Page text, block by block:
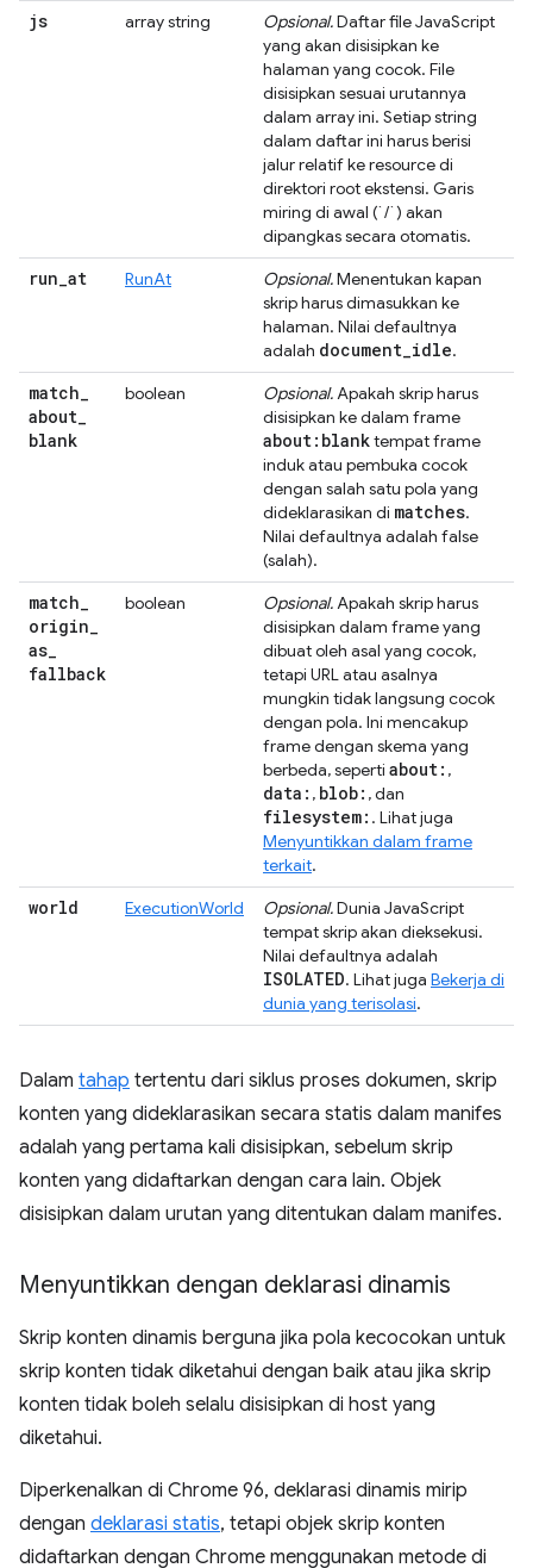
js array string Opsional.Daftar file JavaScript
yang akan disisipkan ke
halaman yang cocok. File
disisipkan sesuai urutannya
dalam array ini. Setiap string
dalam daftar ini harus berisi
jalur relatif ke resource di
direktori root ekstensi. Garis
miring di awal (`/`) akan
dipangkas secara otomatis.
run_at RunAt Opsional.Menentukan kapan
skrip harus dimasukkan ke
halaman. Nilai defaultnya
adalah document_idle.
match_
about_
blank
boolean Opsional.Apakah skrip harus
disisipkan ke dalam frame
about:blanktempat frame
induk atau pembuka cocok
dengan salah satu pola yang
dideklarasikan di matches.
Nilai defaultnya adalah false
(salah).
match_
origin_
as_
fallback
boolean Opsional.Apakah skrip harus
disisipkan dalam frame yang
dibuat oleh asal yang cocok,
tetapi URL atau asalnya
mungkin tidak langsung cocok
dengan pola. Ini mencakup
frame dengan skema yang
berbeda, seperti about: ,
data: , blob: , dan
filesystem: . Lihat juga
Menyuntikkan dalam frame
terkait.
world ExecutionWorld Opsional.Dunia JavaScript
tempat skrip akan dieksekusi.
Nilai defaultnya adalah
ISOLATED. Lihat juga Bekerja di
dunia yang terisolasi.
Dalam tahap tertentu dari siklus proses dokumen, skrip
konten yang dideklarasikan secara statis dalam manifes
adalah yang pertama kali disisipkan, sebelum skrip
konten yang didaftarkan dengan cara lain. Objek
disisipkan dalam urutan yang ditentukan dalam manifes.
Menyuntikkan dengan deklarasi dinamis
Skrip konten dinamis berguna jika pola kecocokan untuk
skrip konten tidak diketahui dengan baik atau jika skrip
konten tidak boleh selalu disisipkan di host yang
diketahui.
Diperkenalkan di Chrome 96, deklarasi dinamis mirip
dengan deklarasi statis, tetapi objek skrip konten
didaftarkan dengan Chrome menggunakan metode di